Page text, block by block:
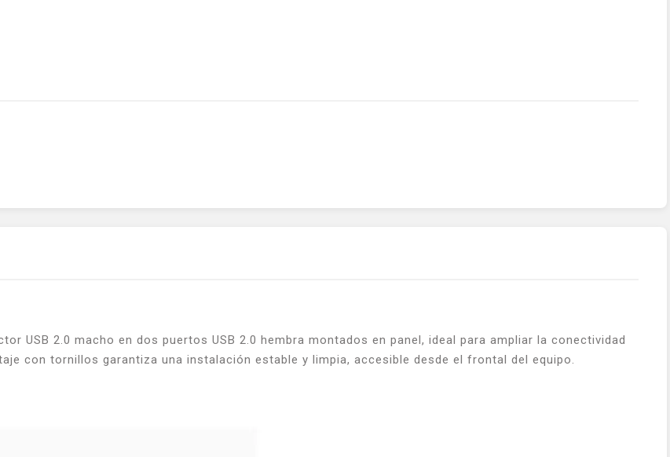
USB 2.0 macho en dos puertos USB 2.0 hembra montados en panel, ideal para ampliar la conectividad
con tornillos garantiza una instalación estable y limpia, accesible desde el frontal del equipo.